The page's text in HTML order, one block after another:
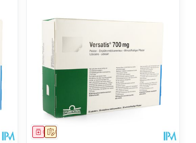
Op voorschrift
Geneesmiddel